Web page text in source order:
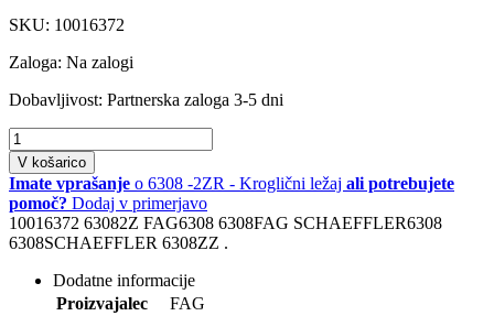
SKU: 10016372
Zaloga: Na zalogi
Dobavljivost: Partnerska zaloga 3-5 dni
V košarico
Imate vprašanje o 6308 -2ZR - Kroglični ležaj ali potrebujete
pomoč? Dodaj v primerjavo
10016372 63082Z FAG6308 6308FAG SCHAEFFLER6308
6308SCHAEFFLER 6308ZZ .
Dodatne informacije
Proizvajalec
FAG